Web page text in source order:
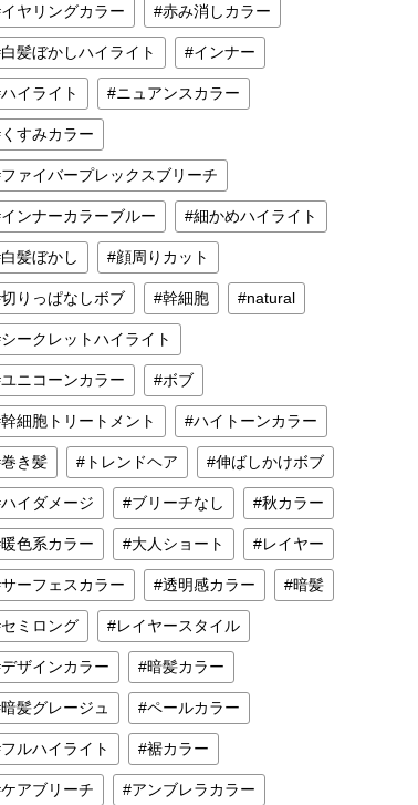
イヤリングカラー 赤み消しカラー
白髪ぼかしハイライト インナー
ハイライト ニュアンスカラー
くすみカラー
ファイバープレックスブリーチ
インナーカラーブルー 細かめハイライト
白髪ぼかし 顔周りカット
切りっぱなしボブ 幹細胞 natural
シークレットハイライト
ユニコーンカラー ボブ
幹細胞トリートメント ハイトーンカラー
巻き髪 トレンドヘア 伸ばしかけボブ
ハイダメージ ブリーチなし 秋カラー
暖色系カラー 大人ショート レイヤー
サーフェスカラー 透明感カラー 暗髪
セミロング レイヤースタイル
デザインカラー 暗髪カラー
暗髪グレージュ ペールカラー
フルハイライト 裾カラー
ケアブリーチ アンブレラカラー